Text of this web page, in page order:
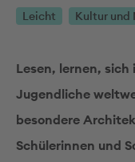
Leicht Kultur und
Lesen, lernen,
Jugendliche
besondere
Schülerinnen und